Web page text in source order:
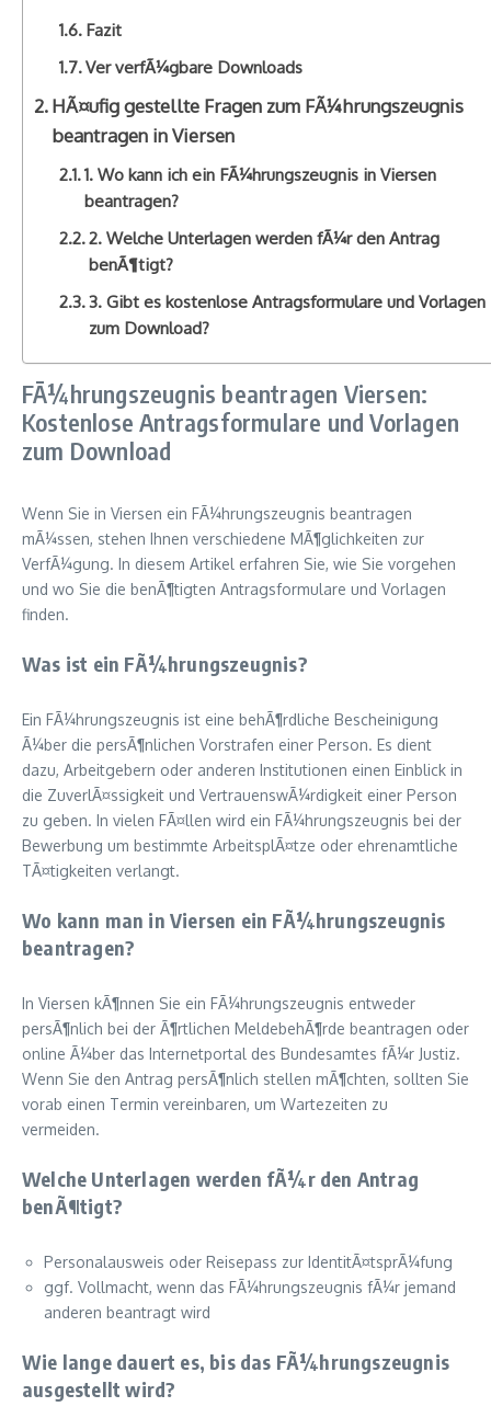
Fazit
Ver verfÃ¼gbare Downloads
HÃ¤ufig gestellte Fragen zum FÃ¼hrungszeugnis
beantragen in Viersen
1. Wo kann ich ein FÃ¼hrungszeugnis in Viersen
beantragen?
2. Welche Unterlagen werden fÃ¼r den Antrag
benÃ¶tigt?
3. Gibt es kostenlose Antragsformulare und Vorlagen
zum Download?
FÃ¼hrungszeugnis beantragen Viersen:
Kostenlose Antragsformulare und Vorlagen
zum Download
Wenn Sie in Viersen ein FÃ¼hrungszeugnis beantragen
mÃ¼ssen, stehen Ihnen verschiedene MÃ¶glichkeiten zur
VerfÃ¼gung. In diesem Artikel erfahren Sie, wie Sie vorgehen
und wo Sie die benÃ¶tigten Antragsformulare und Vorlagen
finden.
Was ist ein FÃ¼hrungszeugnis?
Ein FÃ¼hrungszeugnis ist eine behÃ¶rdliche Bescheinigung
Ã¼ber die persÃ¶nlichen Vorstrafen einer Person. Es dient
dazu, Arbeitgebern oder anderen Institutionen einen Einblick in
die ZuverlÃ¤ssigkeit und VertrauenswÃ¼rdigkeit einer Person
zu geben. In vielen FÃ¤llen wird ein FÃ¼hrungszeugnis bei der
Bewerbung um bestimmte ArbeitsplÃ¤tze oder ehrenamtliche
TÃ¤tigkeiten verlangt.
Wo kann man in Viersen ein FÃ¼hrungszeugnis
beantragen?
In Viersen kÃ¶nnen Sie ein FÃ¼hrungszeugnis entweder
persÃ¶nlich bei der Ã¶rtlichen MeldebehÃ¶rde beantragen oder
online Ã¼ber das Internetportal des Bundesamtes fÃ¼r Justiz.
Wenn Sie den Antrag persÃ¶nlich stellen mÃ¶chten, sollten Sie
vorab einen Termin vereinbaren, um Wartezeiten zu
vermeiden.
Welche Unterlagen werden fÃ¼r den Antrag
benÃ¶tigt?
Personalausweis oder Reisepass zur IdentitÃ¤tsprÃ¼fung
ggf. Vollmacht, wenn das FÃ¼hrungszeugnis fÃ¼r jemand
anderen beantragt wird
Wie lange dauert es, bis das FÃ¼hrungszeugnis
ausgestellt wird?